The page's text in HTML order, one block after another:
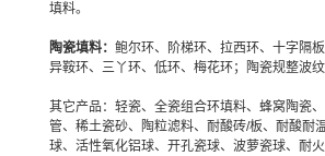
填料。
陶瓷填料： 鲍尔环、阶梯环、拉西环、十字隔
异鞍环、三丫环、低环、梅花环；陶瓷规整波纹
其它产品： 轻瓷、全瓷组合环填料、蜂窝陶瓷
管、稀土瓷砂、陶粒滤料、耐酸砖/板、耐酸耐
球、活性氧化铝球、开孔瓷球、波萝瓷球、耐